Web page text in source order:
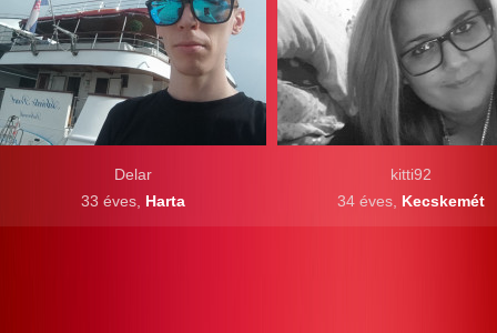
kitti92
34 éves, Kecskemét
Delar
33 éves, Harta